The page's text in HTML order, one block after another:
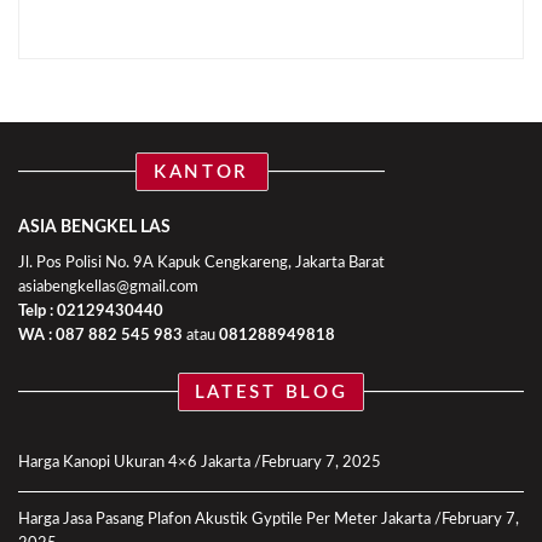
KANTOR
ASIA BENGKEL LAS
Jl. Pos Polisi No. 9A Kapuk Cengkareng, Jakarta Barat
asiabengkellas@gmail.com
Telp : 02129430440
WA : 087 882 545 983 atau 081288949818
LATEST BLOG
Harga Kanopi Ukuran 4×6 Jakarta February 7, 2025
Harga Jasa Pasang Plafon Akustik Gyptile Per Meter Jakarta
February 7,